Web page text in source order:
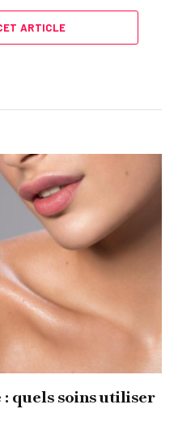
ARTICLE
: quels soins utiliser